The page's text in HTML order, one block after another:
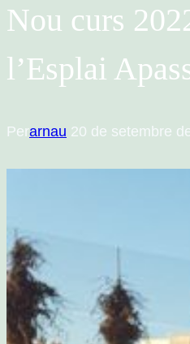
Nou curs
l’Esplai
Perarnau 20 de setembre